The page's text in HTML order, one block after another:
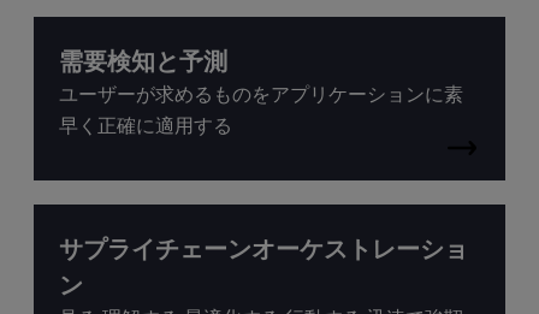
需要検知と予測
ユーザーが求めるものをアプリケーションに素
早く正確に適用する
サプライチェーンオーケストレーショ
ン